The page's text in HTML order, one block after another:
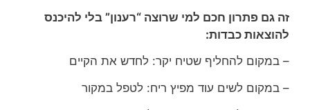
זה גם פתרון חכם למי שרוצה “רענון” בלי להיכנס
להוצאות כבדות:
– במקום להחליף שטיח יקר: לחדש את הקיים
– במקום לשים עוד מפיץ ריח: לטפל במקור